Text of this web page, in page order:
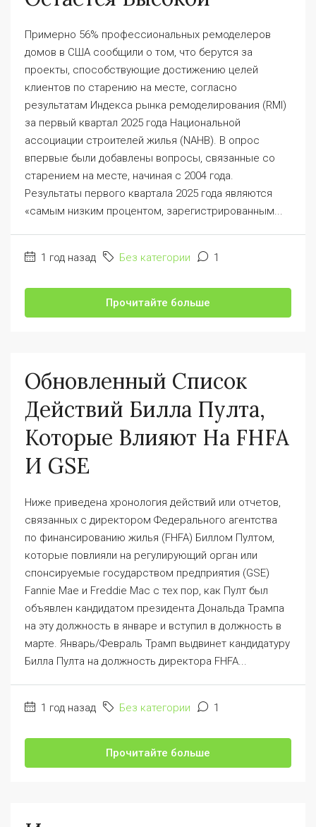
Примерно 56% профессиональных ремоделеров
домов в США сообщили о том, что берутся за
проекты, способствующие достижению целей
клиентов по старению на месте, согласно
результатам Индекса рынка ремоделирования (RMI)
за первый квартал 2025 года Национальной
ассоциации строителей жилья (NAHB). В опрос
впервые были добавлены вопросы, связанные со
старением на месте, начиная с 2004 года.
Результаты первого квартала 2025 года являются
«самым низким процентом, зарегистрированным...
1 год назад Без категории 1
Прочитайте больше
Обновленный Список
Действий Билла Пулта,
Которые Влияют На FHFA
И GSE
Ниже приведена хронология действий или отчетов,
связанных с директором Федерального агентства
по финансированию жилья (FHFA) Биллом Пултом,
которые повлияли на регулирующий орган или
спонсируемые государством предприятия (GSE)
Fannie Mae и Freddie Mac с тех пор, как Пулт был
объявлен кандидатом президента Дональда Трампа
на эту должность в январе и вступил в должность в
марте. Январь/Февраль Трамп выдвинет кандидатуру
Билла Пулта на должность директора FHFA...
1 год назад Без категории 1
Прочитайте больше